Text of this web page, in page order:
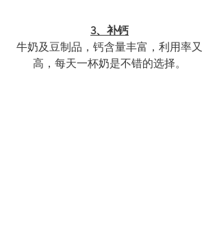
3、补钙
牛奶及豆制品，钙含量丰富，利用率又
高，每天一杯奶是不错的选择。